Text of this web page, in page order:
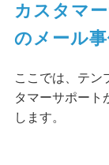
カスタマ
のメール事
ここでは、テン
タマーサポート
します。